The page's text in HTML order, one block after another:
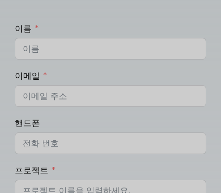
이름
이메일
핸드폰
프로젝트